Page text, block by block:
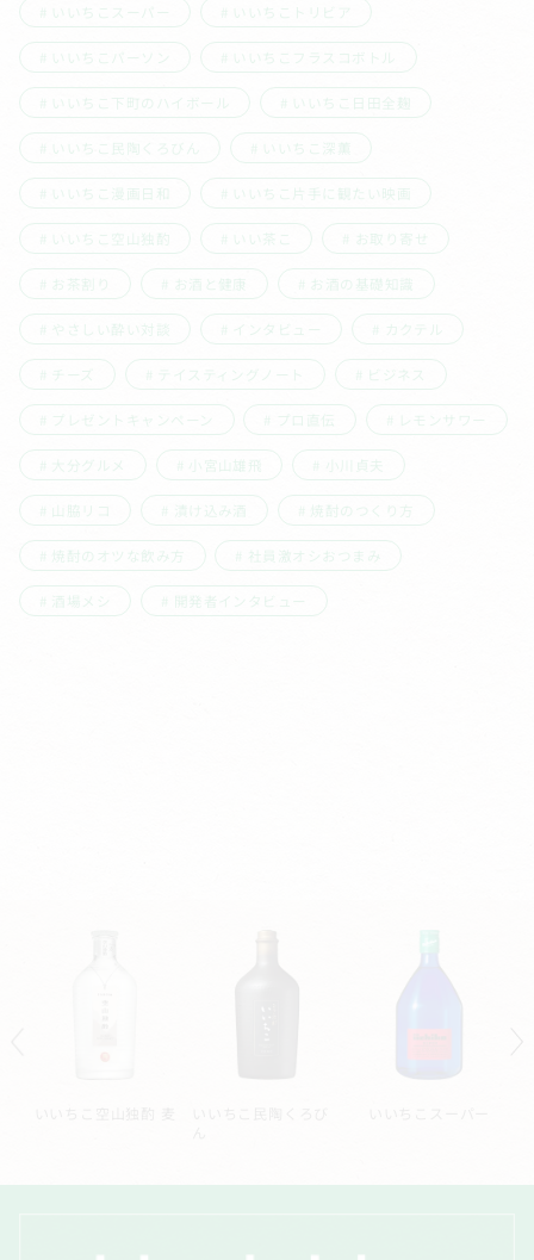
いいちこスーパー いいちこトリビア
いいちこパーソン いいちこフラスコボトル
いいちこ下町のハイボール いいちこ日田全麹
いいちこ民陶くろびん いいちこ深薫
いいちこ漫画日和 いいちこ片手に観たい映画
いいちこ空山独酌 いい茶こ お取り寄せ
お茶割り お酒と健康 お酒の基礎知識
やさしい酔い対談 インタビュー カクテル
チーズ テイスティングノート ビジネス
プレゼントキャンペーン プロ直伝 レモンサワー
大分グルメ 小宮山雄飛 小川貞夫
山脇リコ 漬け込み酒 焼酎のつくり方
焼酎のオツな飲み方 社員激オシおつまみ
酒場メシ 開発者インタビュー